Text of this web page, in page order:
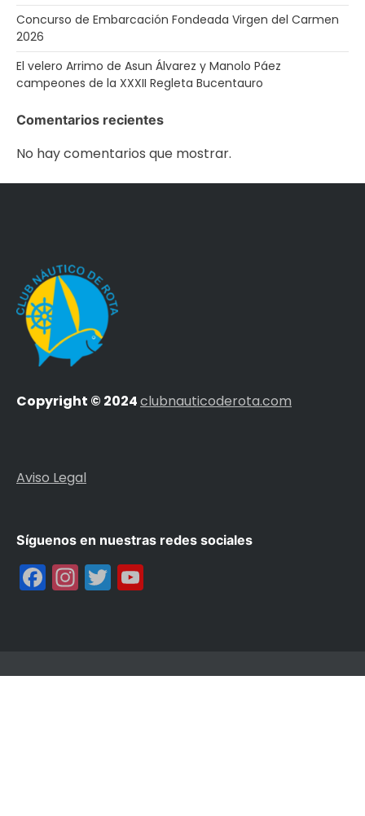
Concurso de Embarcación Fondeada Virgen del Carmen
2026
El velero Arrimo de Asun Álvarez y Manolo Páez
campeones de la XXXII Regleta Bucentauro
Comentarios recientes
No hay comentarios que mostrar.
Copyright © 2024clubnauticoderota.com
Aviso Legal
Síguenos en nuestras redes sociales
Facebook
Instagram
Twitter